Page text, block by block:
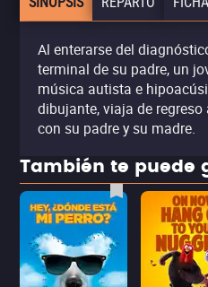
Al enterarse del
terminal de su padre, un
música autista e
dibujante, viaja de
con su padre y su madre.
También te puede